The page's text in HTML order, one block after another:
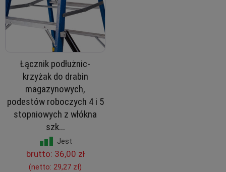
Łącznik podłużnic-
krzyżak do drabin
magazynowych,
podestów roboczych 4 i 5
stopniowych z włókna
szk...
Jest
brutto: 36,00 zł
(netto: 29,27 zł)